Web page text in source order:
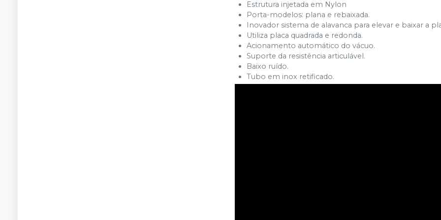
Estrutura injetada em Nylon
Porta-modelos: plana e rebaixada.
Inovador sistema de alavanca para elevar e baixar a
Utiliza placa quadrada e redonda.
Acionamento automático do vácuo.
Suporte da resistência articulável.
Baixo ruído.
Tubo em inox retificado.